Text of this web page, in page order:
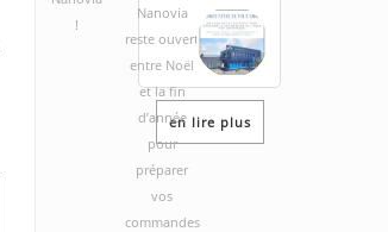
!
Nanovia
reste ouvert
entre Noël
et la fin
d’année
pour
préparer
vos
commandes
en lire plus